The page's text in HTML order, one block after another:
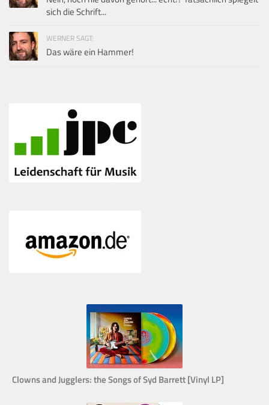
sich die Schrift...
WERNER SAGT:
Das wäre ein Hammer!
Clowns and Jugglers: the Songs of Syd Barrett [Vinyl LP]